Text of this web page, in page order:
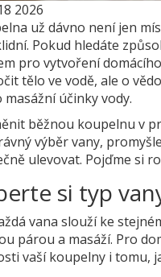
2026
už dávno není jen
Pokud hledáte
pro vytvoření
tělo ve vodě, ale o
masážní účinky vody.
běžnou koupelnu v
výběr vany,
ulevovat. Pojďme si
si typ
vana slouží ke
párou a masáží. Pro
vaší koupelny i tomu,